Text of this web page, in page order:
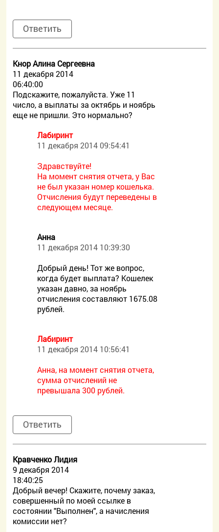
Ответить
Кнор Алина Сергеевна
11 декабря 2014
06:40:00
Подскажите, пожалуйста. Уже 11
число, а выплаты за октябрь и ноябрь
еще не пришли. Это нормально?
Лабиринт
11 декабря 2014 09:54:41
Здравствуйте!
На момент снятия отчета, у Вас
не был указан номер кошелька.
Отчисления будут переведены в
следующем месяце.
Анна
11 декабря 2014 10:39:30
Добрый день! Тот же вопрос,
когда будет выплата? Кошелек
указан давно, за ноябрь
отчисления составляют 1675.08
рублей.
Лабиринт
11 декабря 2014 10:56:41
Анна, на момент снятия отчета,
сумма отчислений не
превышала 300 рублей.
Ответить
Кравченко Лидия
9 декабря 2014
18:40:25
Добрый вечер! Скажите, почему заказ,
совершенный по моей ссылке в
состоянии "Выполнен", а начисления
комиссии нет?